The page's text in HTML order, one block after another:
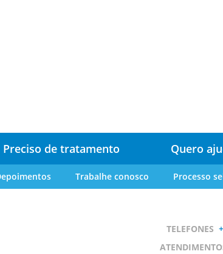
Preciso de tratamento Quero
Trabalhe conosco Processo
TELEFONES